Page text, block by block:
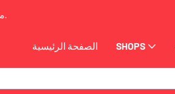
2009.
الصفحة الرئيسية SHOPS